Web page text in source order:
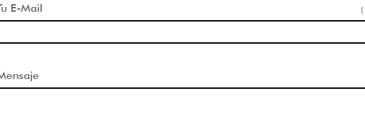
E-Mail